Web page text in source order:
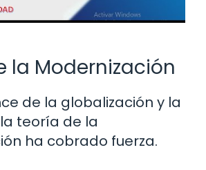
la Modernización
de la globalización y la
teoría de la
ha cobrado fuerza.